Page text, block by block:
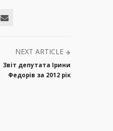
NEXT ARTICLE
Звіт депутата Ірини
Федорів за 2012 рік